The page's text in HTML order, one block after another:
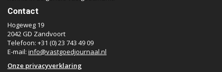
Contact
Hogeweg 19
2042 GD Zandvoort
Telefoon: +31 (0) 23 743 49 09
E-mail: info@vastgoedjournaal.nl
Onze privacyverklaring